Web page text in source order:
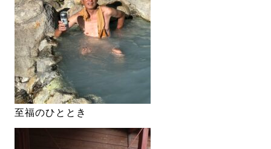
至福のひととき